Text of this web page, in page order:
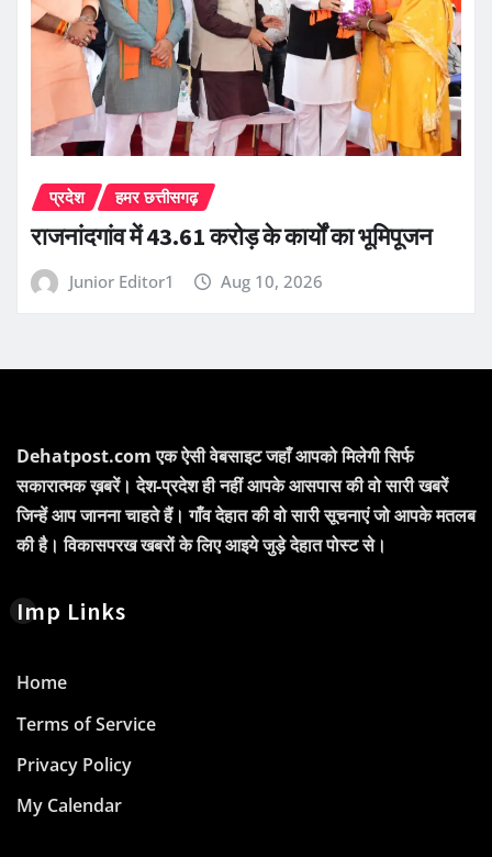
प्रदेश हमर छत्तीसगढ़
राजनांदगांव में 43.61 करोड़ के कार्यों का भूमिपूजन
Junior Editor1 Aug 10, 2026
Dehatpost.com एक ऐसी वेबसाइट जहाँ आपको मिलेगी सिर्फ
सकारात्मक ख़बरें। देश-प्रदेश ही नहीं आपके आसपास की वो सारी खबरें
जिन्हें आप जानना चाहते हैं। गाँव देहात की वो सारी सूचनाएं जो आपके मतलब
की है। विकासपरख खबरों के लिए आइये जुड़े देहात पोस्ट से।
Imp Links
Home
Terms of Service
Privacy Policy
My Calendar